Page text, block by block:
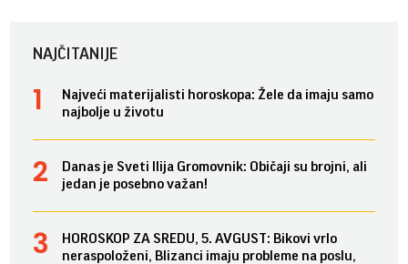
NAJČITANIJE
Najveći materijalisti horoskopa: Žele da imaju samo
najbolje u životu
Danas je Sveti Ilija Gromovnik: Običaji su brojni, ali
jedan je posebno važan!
HOROSKOP ZA SREDU, 5. AVGUST: Bikovi vrlo
neraspoloženi, Blizanci imaju probleme na poslu,